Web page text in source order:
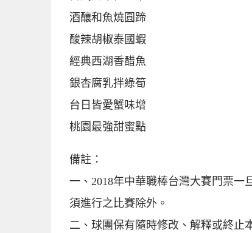
酒釀和魚燒圓蹄
酸辣胡椒泰國蝦
經典西湖香醋魚
銀杏腐乳拌綠筍
台日皆愛蟹味增
桃園最強甜蜜點
備註：
一、2018年中華職棒台灣大賽門票一
須進行之比賽除外。
二、球團保有隨時修改、解釋或終止